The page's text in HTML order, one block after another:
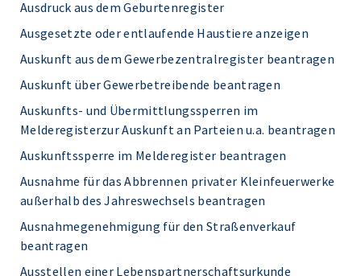
Ausdruck aus dem Geburtenregister
Ausgesetzte oder entlaufende Haustiere anzeigen
Auskunft aus dem Gewerbezentralregister beantragen
Auskunft über Gewerbetreibende beantragen
Auskunfts- und Übermittlungssperren im
Melderegisterzur Auskunft an Parteien u.a. beantragen
Auskunftssperre im Melderegister beantragen
Ausnahme für das Abbrennen privater Kleinfeuerwerke
außerhalb des Jahreswechsels beantragen
Ausnahmegenehmigung für den Straßenverkauf
beantragen
Ausstellen einer Lebenspartnerschaftsurkunde